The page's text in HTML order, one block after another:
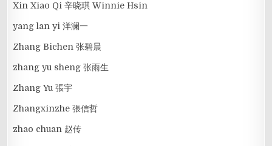
Xin Xiao Qi 辛晓琪 Winnie Hsin
yang lan yi 洋澜一
Zhang Bichen 张碧晨
zhang yu sheng 张雨生
Zhang Yu 張宇
Zhangxinzhe 張信哲
zhao chuan 赵传